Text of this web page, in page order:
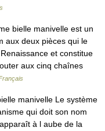
bielle manivelle est un
aux deux pièces qui le
et constitue
aux cinq chaînes
manivelle Le système
qui doit son nom
à l aube de la